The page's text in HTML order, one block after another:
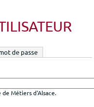
de passe
de Métiers d'Alsace.